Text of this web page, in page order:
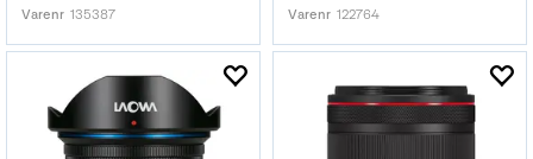
Varenr 135387 Varenr 122764